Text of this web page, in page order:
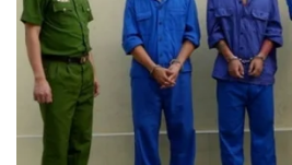
Doanh nghiệp